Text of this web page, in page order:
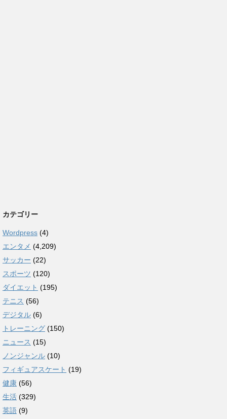
カテゴリー
Wordpress (4)
エンタメ (4,209)
サッカー (22)
スポーツ (120)
ダイエット (195)
テニス (56)
デジタル (6)
トレーニング (150)
ニュース (15)
ノンジャンル (10)
フィギュアスケート (19)
健康 (56)
生活 (329)
英語 (9)